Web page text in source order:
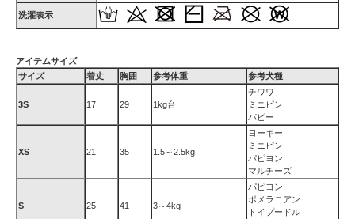
洗濯表示
アイテムサイズ
サイズ
着丈 胸囲 参考体重 参考犬種
3S 17 29 1kg台
チワワ
ミニピン
パピー
XS 21 35 1.5～2.5kg
ヨーキー
ミニピン
パピヨン
マルチーズ
S 25 41 3～4kg
パピヨン
ポメラニアン
トイプードル